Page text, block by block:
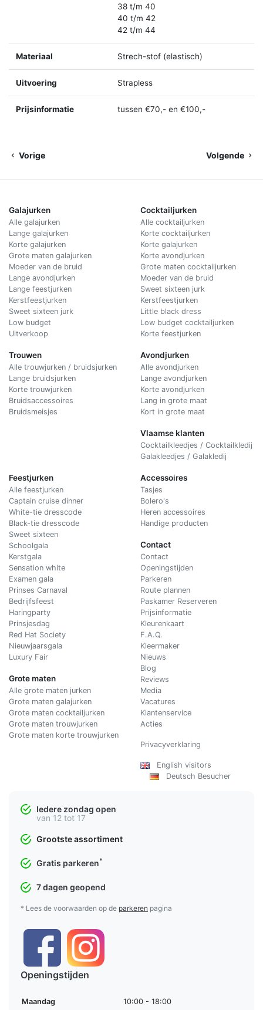
38 t/m 40
40 t/m 42
42 t/m 44
Materiaal Strech-stof (elastisch)
Uitvoering Strapless
Prijsinformatie tussen €70,- en €100,-
Vorige Volgende
Galajurken
Alle galajurken
Lange galajurken
Korte galajurken
Grote maten galajurken
Moeder van de bruid
Lange avondjurken
Lange feestjurken
Kerstfeestjurken
Sweet sixteen jurk
Low budget
Uitverkoop
Trouwen
Alle trouwjurken / bruidsjurken
Lange bruidsjurken
Korte trouwjurken
Bruidsaccessoires
Bruidsmeisjes
Cocktailjurken
Alle cocktailjurken
Korte cocktailjurken
Korte galajurken
Korte avondjurken
Grote maten cocktailjurken
Moeder van de bruid
Sweet sixteen jurk
Kerstfeestjurken
Little black dress
Low budget cocktailjurken
Korte feestjurken
Avondjurken
Alle avondjurken
Lange avondjurken
Korte avondjurken
Lang in grote maat
Kort in grote maat
Vlaamse klanten
Cocktailkleedjes / Cocktailkledij
Galakleedjes / Galakledij
Feestjurken
Alle feestjurken
Captain cruise dinner
White-tie dresscode
Black-tie dresscode
Sweet sixteen
Schoolgala
Kerstgala
Sensation white
Examen gala
Prinses Carnaval
Bedrijfsfeest
Haringparty
Prinsjesdag
Red Hat Society
Nieuwjaarsgala
Luxury Fair
Grote maten
Alle grote maten jurken
Grote maten galajurken
Grote maten cocktailjurken
Grote maten trouwjurken
Grote maten korte trouwjurken
Accessoires
Tasjes
Bolero's
Heren accessoires
Handige producten
Contact
Contact
Openingstijden
Parkeren
Route plannen
Paskamer Reserveren
Prijsinformatie
Kleurenkaart
F.A.Q.
Kleermaker
Nieuws
Blog
Reviews
Media
Vacatures
Klantenservice
Acties
Privacyverklaring
English visitors
Deutsch Besucher
Iedere zondag open
van 12 tot 17
Grootste assortiment
Gratis parkeren*
7 dagen geopend
* Lees de voorwaarden op de parkeren pagina
Openingstijden
Maandag 10:00 - 18:00